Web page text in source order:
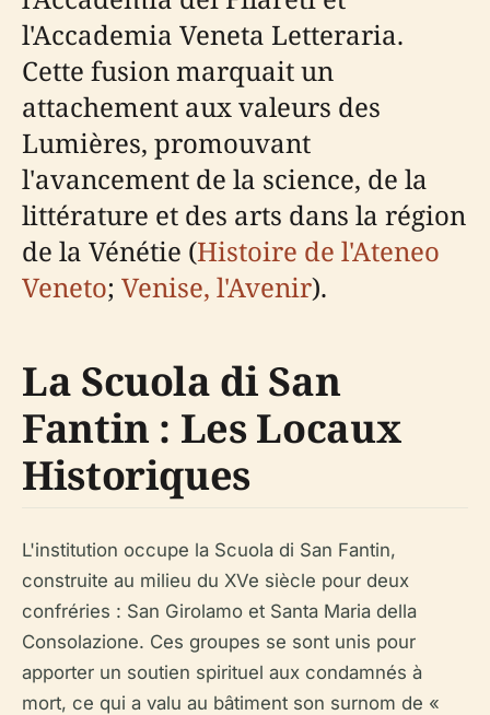
l'Accademia Veneta Letteraria.
Cette fusion marquait un
attachement aux valeurs des
Lumières, promouvant
l'avancement de la science, de la
littérature et des arts dans la région
de la Vénétie (Histoire de l'Ateneo
Veneto; Venise, l'Avenir).
La Scuola di San
Fantin : Les Locaux
Historiques
L'institution occupe la Scuola di San Fantin,
construite au milieu du XVe siècle pour deux
confréries : San Girolamo et Santa Maria della
Consolazione. Ces groupes se sont unis pour
apporter un soutien spirituel aux condamnés à
mort, ce qui a valu au bâtiment son surnom de «